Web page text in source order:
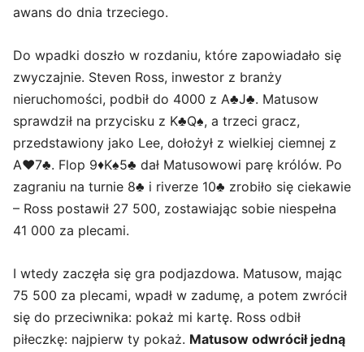
awans do dnia trzeciego.
Do wpadki doszło w rozdaniu, które zapowiadało się
zwyczajnie. Steven Ross, inwestor z branży
nieruchomości, podbił do 4000 z A♣J♣. Matusow
sprawdził na przycisku z K♣Q♠, a trzeci gracz,
przedstawiony jako Lee, dołożył z wielkiej ciemnej z
A♥7♣. Flop 9♦K♠5♣ dał Matusowowi parę królów. Po
zagraniu na turnie 8♣ i riverze 10♣ zrobiło się ciekawie
– Ross postawił 27 500, zostawiając sobie niespełna
41 000 za plecami.
I wtedy zaczęła się gra podjazdowa. Matusow, mając
75 500 za plecami, wpadł w zadumę, a potem zwrócił
się do przeciwnika: pokaż mi kartę. Ross odbił
piłeczkę: najpierw ty pokaż. Matusow odwrócił jedną